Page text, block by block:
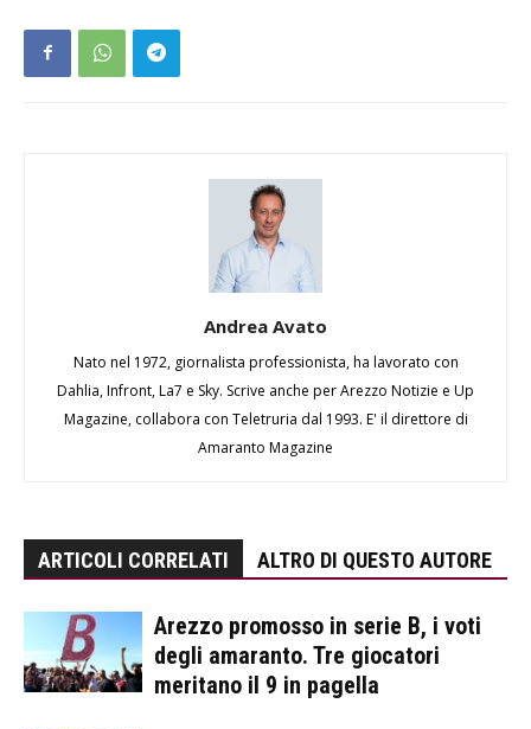
Andrea Avato
Nato nel 1972, giornalista professionista, ha lavorato con
Dahlia, Infront, La7 e Sky. Scrive anche per Arezzo Notizie e Up
Magazine, collabora con Teletruria dal 1993. E' il direttore di
Amaranto Magazine
ARTICOLI CORRELATI ALTRO DI QUESTO AUTORE
Arezzo promosso in serie B, i voti
degli amaranto. Tre giocatori
meritano il 9 in pagella